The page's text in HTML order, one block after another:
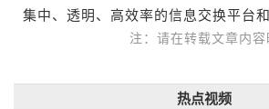
集中、透明、高效率的信息交换平台
注：请在转载文章内
热点视频